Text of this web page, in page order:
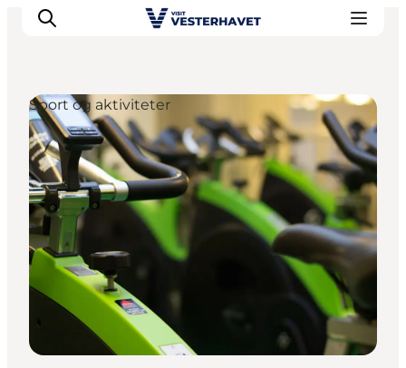
Det sker
Oplevelser
Vores Byer
Mad & Overnatning
Køb billet
Planlæg din ferie
Sport og aktiviteter